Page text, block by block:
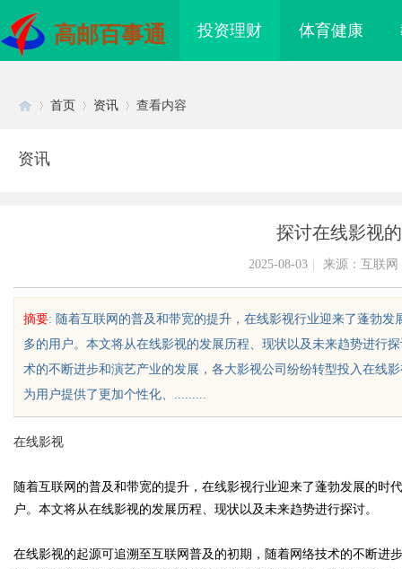
高邮百事通 投资理财 体育健康
首页 资讯 查看内容
资讯
探讨在线影视
2025-08-03 来源：互联网
摘要: 随着互联网的普及和带宽的提升，在线影视行业迎来了蓬勃
多的用户。本文将从在线影视的发展历程、现状以及未来趋势进行
术的不断进步和演艺产业的发展，各大影视公司纷纷转型投入在线
为用户提供了更加个性化、.........
在线影视
随着互联网的普及和带宽的提升，在线影视行业迎来了蓬勃发展的时
户。本文将从在线影视的发展历程、现状以及未来趋势进行探讨。
在线影视的起源可追溯至互联网普及的初期，随着网络技术的不断进
何把握机遇与规避风